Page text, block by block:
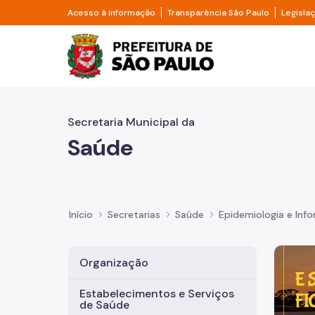
Pular para o Conteúdo principal
Acesso à informação Divisor de acesso à informação
Transparência São Paulo Divisor
Prefeitura de São
Secretaria Municipal da
Saúde
Início Secretarias Saúde Epidemiologia e
Organização
Estabelecimentos e Serviços
de Saúde